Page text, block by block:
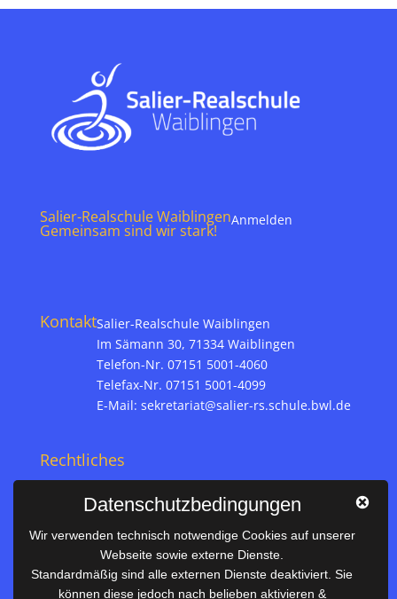
Salier-Realschule Waiblingen
Gemeinsam sind wir stark!
Anmelden
KontaktSalier-Realschule Waiblingen
Im Sämann 30, 71334 Waiblingen
Telefon-Nr. 07151 5001-4060
Telefax-Nr. 07151 5001-4099
E-Mail: sekretariat@salier-rs.schule.bwl.de
Rechtliches
Datenschutz
Nützliches
Datenschutzbedingungen
Wir verwenden technisch notwendige Cookies auf unserer
Webseite sowie externe Dienste.
Standardmäßig sind alle externen Dienste deaktiviert. Sie
können diese jedoch nach belieben aktivieren &